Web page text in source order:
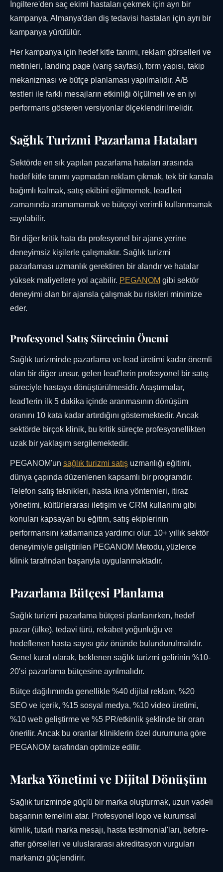
İngiltere'den saç ekimi hastaları çekmek için ayrı bir
kampanya, Almanya'dan diş tedavisi hastaları için ayrı bir
kampanya yürütülür.
Her kampanya için hedef kitle tanımı, reklam görselleri ve
metinleri, landing page (varış sayfası), form yapısı, takip
mekanizması ve bütçe planlaması yapılmalıdır. A/B
testleri ile farklı mesajların etkinliği ölçülmeli ve en iyi
performans gösteren versiyonlar ölçeklendirilmelidir.
Sağlık Turizmi Pazarlama Hataları
Sektörde en sık yapılan pazarlama hataları arasında
hedef kitle tanımı yapmadan reklam çıkmak, tek bir kanala
bağımlı kalmak, satış ekibini eğitmemek, lead'leri
zamanında aramamamak ve bütçeyi verimli kullanmamak
sayılabilir.
Bir diğer kritik hata da profesyonel bir ajans yerine
deneyimsiz kişilerle çalışmaktır. Sağlık turizmi
pazarlaması uzmanlık gerektiren bir alandır ve hatalar
yüksek maliyetlere yol açabilir. PEGANOM gibi sektör
deneyimi olan bir ajansla çalışmak bu riskleri minimize
eder.
Profesyonel Satış Sürecinin Önemi
Sağlık turizminde pazarlama ve lead üretimi kadar önemli
olan bir diğer unsur, gelen lead'lerin profesyonel bir satış
süreciyle hastaya dönüştürülmesidir. Araştırmalar,
lead'lerin ilk 5 dakika içinde aranmasının dönüşüm
oranını 10 kata kadar artırdığını göstermektedir. Ancak
sektörde birçok klinik, bu kritik süreçte profesyonellikten
uzak bir yaklaşım sergilemektedir.
PEGANOM'un sağlık turizmi satış uzmanlığı eğitimi,
dünya çapında düzenlenen kapsamlı bir programdır.
Telefon satış teknikleri, hasta ikna yöntemleri, itiraz
yönetimi, kültürlerarası iletişim ve CRM kullanımı gibi
konuları kapsayan bu eğitim, satış ekiplerinin
performansını katlamanıza yardımcı olur. 10+ yıllık sektör
deneyimiyle geliştirilen PEGANOM Metodu, yüzlerce
klinik tarafından başarıyla uygulanmaktadır.
Pazarlama Bütçesi Planlama
Sağlık turizmi pazarlama bütçesi planlanırken, hedef
pazar (ülke), tedavi türü, rekabet yoğunluğu ve
hedeflenen hasta sayısı göz önünde bulundurulmalıdır.
Genel kural olarak, beklenen sağlık turizmi gelirinin %10-
20'si pazarlama bütçesine ayrılmalıdır.
Bütçe dağılımında genellikle %40 dijital reklam, %20
SEO ve içerik, %15 sosyal medya, %10 video üretimi,
%10 web geliştirme ve %5 PR/etkinlik şeklinde bir oran
önerilir. Ancak bu oranlar kliniklerin özel durumuna göre
PEGANOM tarafından optimize edilir.
Marka Yönetimi ve Dijital Dönüşüm
Sağlık turizminde güçlü bir marka oluşturmak, uzun vadeli
başarının temelini atar. Profesyonel logo ve kurumsal
kimlik, tutarlı marka mesajı, hasta testimonial'ları, before-
after görselleri ve uluslararası akreditasyon vurguları
markanızı güçlendirir.